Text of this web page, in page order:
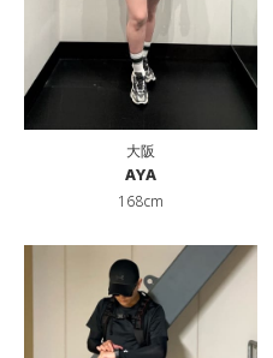
大阪
AYA
168cm